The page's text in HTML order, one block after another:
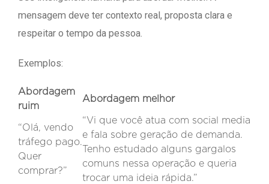
mensagem deve ter contexto real, proposta clara e
respeitar o tempo da pessoa.
Exemplos:
Abordagem
ruim
Abordagem melhor
“Olá, vendo
tráfego pago.
Quer
comprar?”
“Vi que você atua com social media
e fala sobre geração de demanda.
Tenho estudado alguns gargalos
comuns nessa operação e queria
trocar uma ideia rápida.”